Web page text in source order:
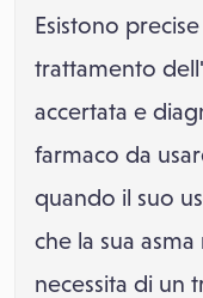
Esistono
trattamento
accertata e
farmaco da
quando il suo
che la sua
necessita di un